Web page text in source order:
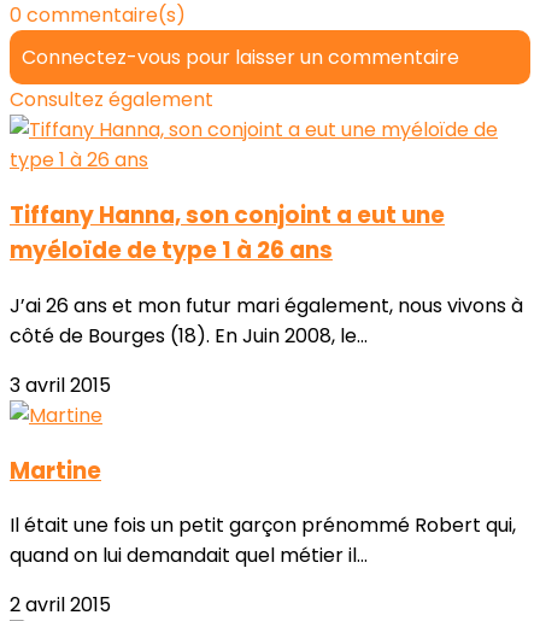
0 commentaire(s)
Connectez-vous pour laisser un commentaire
Consultez également
Tiffany Hanna, son conjoint a eut une
myéloïde de type 1 à 26 ans
J’ai 26 ans et mon futur mari également, nous vivons à
côté de Bourges (18). En Juin 2008, le...
3 avril 2015
Martine
Il était une fois un petit garçon prénommé Robert qui,
quand on lui demandait quel métier il...
2 avril 2015